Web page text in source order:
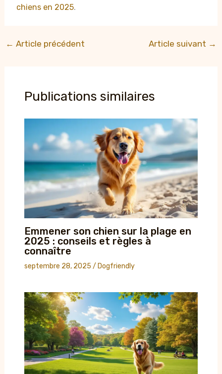
chiens en 2025.
← Article précédent Article suivant →
Publications similaires
Emmener son chien sur la plage en
2025 : conseils et règles à
connaître
septembre 28, 2025 / Dogfriendly